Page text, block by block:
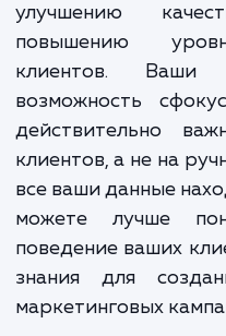
Когда заявки с
отправляются в
возможность
потребности
улучшению
повышению
клиентов.
возможность
действительно